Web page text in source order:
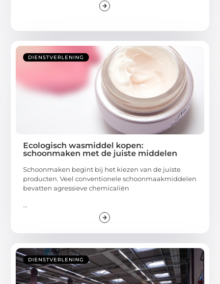
DIENSTVERLENING
Ecologisch wasmiddel kopen:
schoonmaken met de juiste middelen
Schoonmaken begint bij het kiezen van de juiste
producten. Veel conventionele schoonmaakmiddelen
bevatten agressieve chemicaliën
...
DIENSTVERLENING